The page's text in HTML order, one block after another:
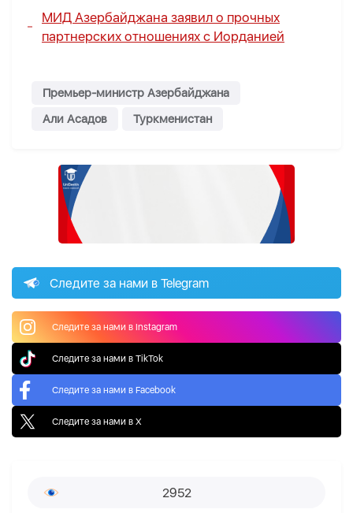
МИД Азербайджана заявил о прочных
партнерских отношениях с Иорданией
Премьер-министр Азербайджана
Али Асадов
Туркменистан
Следите за нами в Telegram
Следите за нами в Instagram
Следите за нами в TikTok
Следите за нами в Facebook
Следите за нами в X
2952